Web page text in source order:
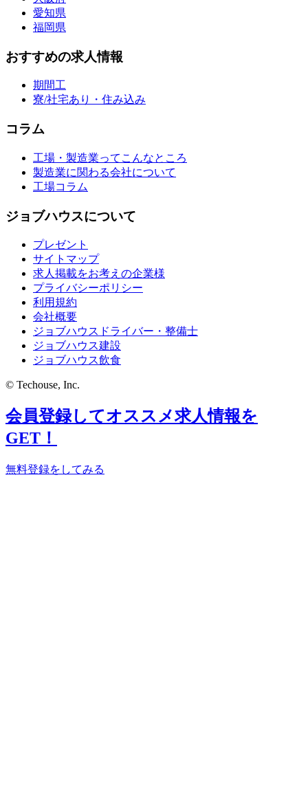
愛知県
福岡県
おすすめの求人情報
期間工
寮/社宅あり・住み込み
コラム
工場・製造業ってこんなところ
製造業に関わる会社について
工場コラム
ジョブハウスについて
プレゼント
サイトマップ
求人掲載をお考えの企業様
プライバシーポリシー
利用規約
会社概要
ジョブハウスドライバー・整備士
ジョブハウス建設
ジョブハウス飲食
© Techouse, Inc.
会員登録してオススメ求人情報を
GET！
無料登録をしてみる